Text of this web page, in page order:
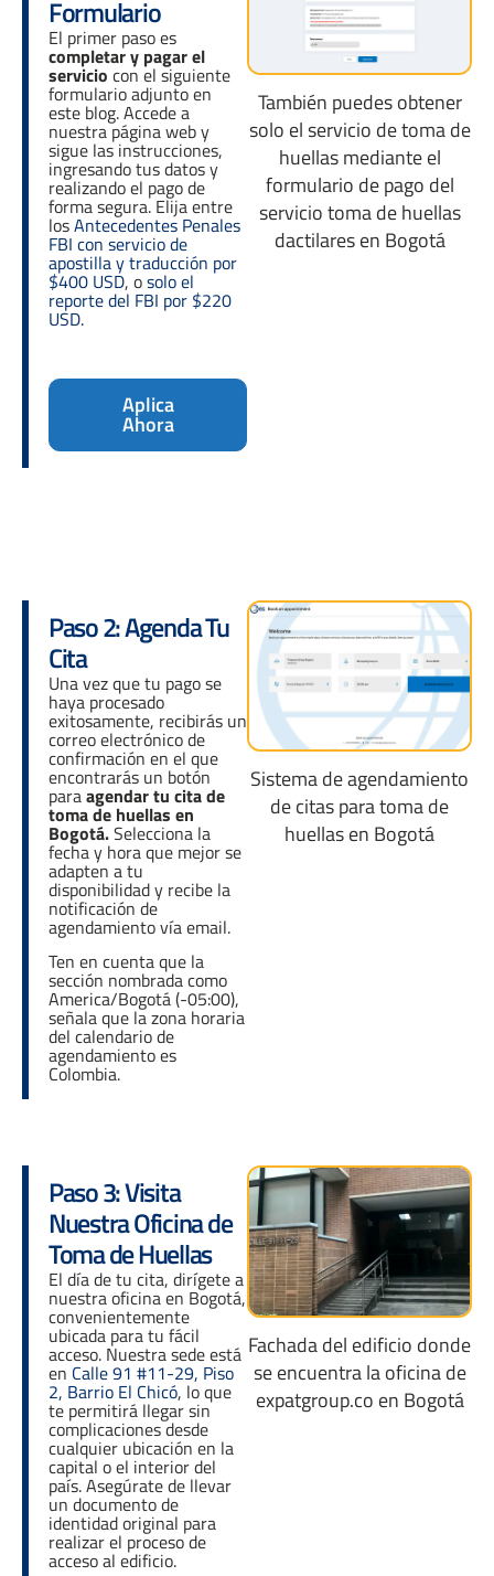
Formulario
El primer paso es
completar y pagar el
servicio con el siguiente
formulario adjunto en
este blog. Accede a
nuestra página web y
sigue las instrucciones,
ingresando tus datos y
realizando el pago de
forma segura. Elija entre
losAntecedentes Penales
FBI con servicio de
apostilla y traducción por
$400 USD, osolo el
reporte del FBI por $220
USD.
Aplica
Ahora
También puedes obtener
solo el servicio de toma de
huellas mediante el
formulario de pago del
servicio toma de huellas
dactilares en Bogotá
Paso 2: Agenda Tu
Cita
Una vez que tu pago se
haya procesado
exitosamente, recibirás un
correo electrónico de
confirmación en el que
encontrarás un botón
paraagendar tu cita de
toma de huellas en
Bogotá.Selecciona la
fecha y hora que mejor se
adapten a tu
disponibilidad y recibe la
notificación de
agendamiento vía email.
Ten en cuenta que la
sección nombrada como
America/Bogotá (-05:00),
señala que la zona horaria
del calendario de
agendamiento es
Colombia.
Sistema de agendamiento
de citas para toma de
huellas en Bogotá
Paso 3: Visita
Nuestra Oficina de
Toma de Huellas
El día de tu cita, dirígete a
nuestra oficina en Bogotá,
convenientemente
ubicada para tu fácil
acceso. Nuestra sede está
en Calle 91 #11-29, Piso
2, Barrio El Chicó, lo que
te permitirá llegar sin
complicaciones desde
cualquier ubicación en la
capital o el interior del
país. Asegúrate de llevar
un documento de
identidad original para
realizar el proceso de
acceso al edificio.
Fachada del edificio donde
se encuentra la oficina de
expatgroup.co en Bogotá